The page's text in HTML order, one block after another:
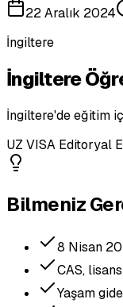
22 Aralık 2024
İngiltere
İngiltere
İngiltere'de eğitim
UZ VISA Editoryal
Bilmeniz
8 Nisan
CAS,
Yaşam